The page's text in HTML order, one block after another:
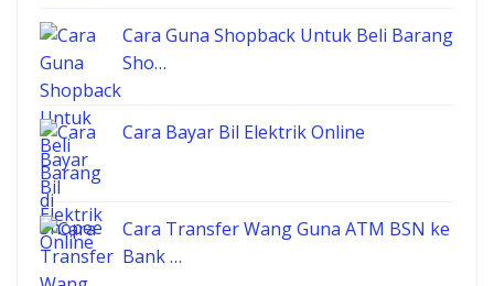
Cara Guna Shopback Untuk Beli Barang
Sho…
Cara Bayar Bil Elektrik Online
Cara Transfer Wang Guna ATM BSN ke
Bank …